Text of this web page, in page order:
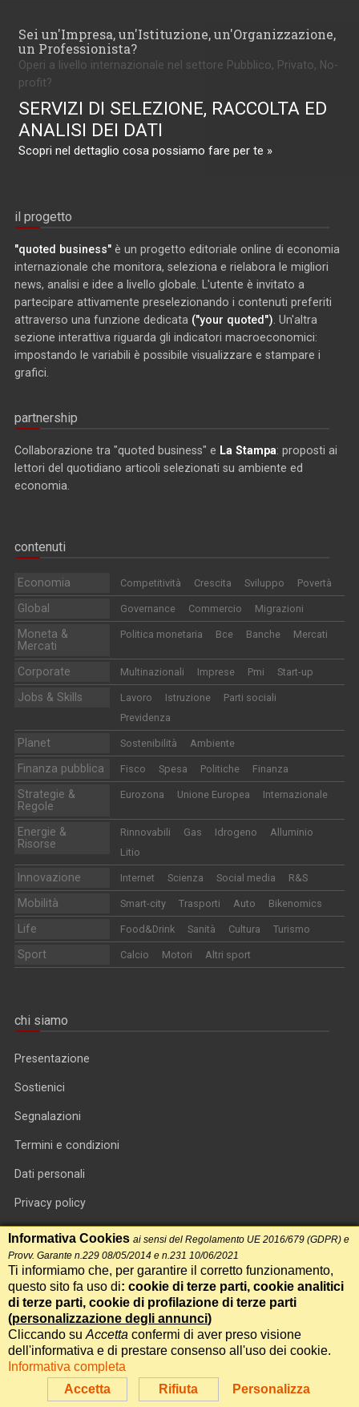
Sei un'Impresa, un'Istituzione, un'Organizzazione,
un Professionista?
Operi a livello internazionale nel settore Pubblico, Privato, No-
profit?
SERVIZI DI SELEZIONE, RACCOLTA ED
ANALISI DEI DATI
Scopri nel dettaglio cosa possiamo fare per te »
il progetto
"quoted business" è un progetto editoriale online di economia
internazionale che monitora, seleziona e rielabora le migliori
news, analisi e idee a livello globale. L'utente è invitato a
partecipare attivamente preselezionando i contenuti preferiti
attraverso una funzione dedicata ("your quoted") . Un'altra
sezione interattiva riguarda gli indicatori macroeconomici:
impostando le variabili è possibile visualizzare e stampare i
grafici.
partnership
Collaborazione tra "quoted business" e La Stampa: proposti ai
lettori del quotidiano articoli selezionati su ambiente ed
economia.
contenuti
Economia Competitività Crescita Sviluppo Povertà
Global Governance Commercio Migrazioni
Moneta &
Mercati
Politica monetaria Bce Banche Mercati
Corporate Multinazionali Imprese Pmi Start-up
Jobs & Skills Lavoro Istruzione
Parti sociali
Previdenza
Planet Sostenibilità Ambiente
Finanza pubblica Fisco Spesa Politiche Finanza
Strategie &
Regole
Eurozona Unione Europea Internazionale
Energie &
Risorse
Rinnovabili Gas Idrogeno
Alluminio
Litio
Innovazione Internet Scienza Social media R&S
Mobilità Smart-city Trasporti Auto Bikenomics
Life Food&Drink Sanità Cultura Turismo
Sport Calcio Motori Altri sport
chi siamo
Presentazione
Sostienici
Segnalazioni
Termini e condizioni
Dati personali
Privacy policy
Informativa cookie
RSS feed
RSS Top News
Contatti
International Communication S.r.l. • P.IVA 14478081004 • Testata
giornalistica n.191, reg. Tribunale di Roma del 14/12/2017
Accetta Rifiuta Personalizza
Informativa Cookies ai sensi del Regolamento UE 2016/679 (GDPR) e
Provv. Garante n.229 08/05/2014 e n.231 10/06/2021
Ti informiamo che, per garantire il corretto funzionamento,
questo sito fa uso di: cookie di terze parti, cookie analitici
di terze parti, cookie di profilazione di terze parti
(personalizzazione degli annunci)
Cliccando su Accetta confermi di aver preso visione
dell'informativa e di prestare consenso all'uso dei cookie.
Informativa completa